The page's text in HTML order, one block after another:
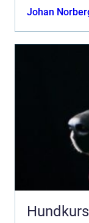
transportera ...
Johan
Hundkurs